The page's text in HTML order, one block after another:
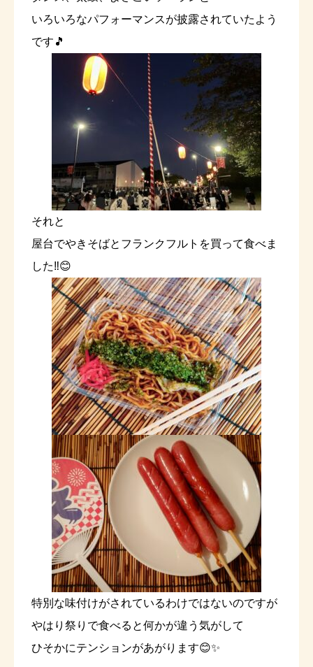
いろいろなパフォーマンスが披露されていたよう
です🎵
それと
屋台でやきそばとフランクフルトを買って食べま
した‼️😊
特別な味付けがされているわけではないのですが
やはり祭りで食べると何かが違う気がして
ひそかにテンションがあがります😊✨